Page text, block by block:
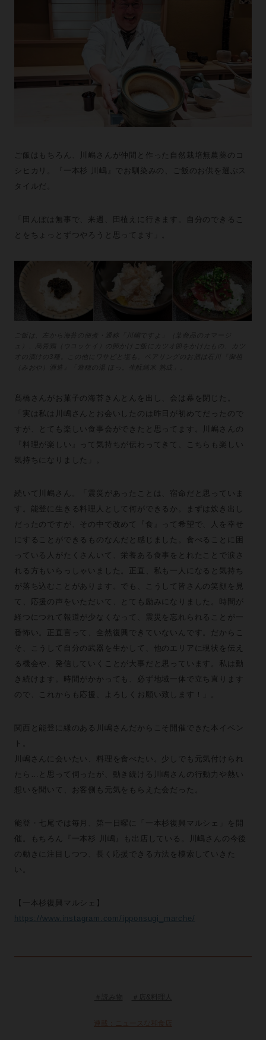
ご飯はもちろん、川嶋さんが仲間と作った自然栽培無農薬のコ
シヒカリ。『一本杉 川嶋』でお馴染みの、ご飯のお供を選ぶス
タイルだ。
「田んぼは無事で、来週、田植えに行きます。自分のできるこ
とをちょっとずつやろうと思ってます」。
髙橋さんがお菓子の海苔きんとんを出し、会は幕を閉じた。
「実は私は川嶋さんとお会いしたのは昨日が初めてだったので
すが、とても楽しい食事会ができたと思ってます。川嶋さんの
『料理が楽しい』って気持ちが伝わってきて、こちらも楽しい
気持ちになりました」。
続いて川嶋さん。「震災があったことは、宿命だと思っていま
す。能登に生きる料理人として何ができるか。まずは炊き出し
だったのですが、その中で改めて『食』って希望で、人を幸せ
にすることができるものなんだと感じました。食べることに困
っている人がたくさんいて、栄養ある食事をとれたことで涙さ
れる方もいらっしゃいました。正直、私も一人になると気持ち
が落ち込むことがあります。でも、こうして皆さんの笑顔を見
て、応援の声をいただいて、とても励みになりました。時間が
経つにつれて報道が少なくなって、震災を忘れられることが一
番怖い。正直言って、全然復興できていないんです。だからこ
そ、こうして自分の武器を生かして、他のエリアに現状を伝え
る機会や、発信していくことが大事だと思っています。私は動
き続けます。時間がかかっても、必ず地域一体で立ち直ります
ので、これからも応援、よろしくお願い致します！」。
関西と能登に縁のある川嶋さんだからこそ開催できた本イベン
ト。
川嶋さんに会いたい、料理を食べたい。少しでも元気付けられ
たら…と思って伺ったが、動き続ける川嶋さんの行動力や熱い
想いを聞いて、お客側も元気をもらえた会だった。
能登・七尾では毎月、第一日曜に「一本杉復興マルシェ」を開
催。もちろん『一本杉 川嶋』も出店している。川嶋さんの今後
の動きに注目しつつ、長く応援できる方法を模索していきた
い。
【一本杉復興マルシェ】
https://www.instagram.com/ipponsugi_marche/
連載：ニュースな和食店